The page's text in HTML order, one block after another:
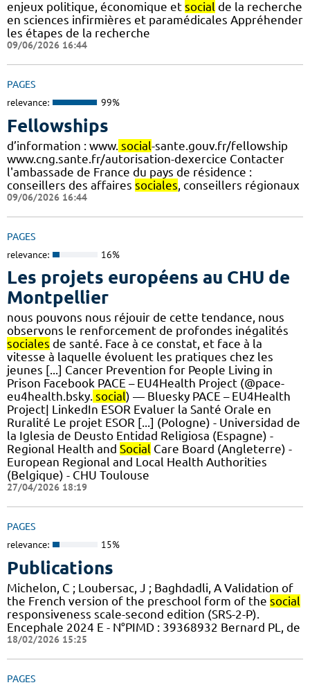
enjeux politique, économique et social de la recherche
en sciences infirmières et paramédicales Appréhender
les étapes de la recherche
09/06/2026 16:44
PAGES
relevance: 99%
Fellowships
d’information : www. social-sante.gouv.fr/fellowship
www.cng.sante.fr/autorisation-dexercice Contacter
l'ambassade de France du pays de résidence :
conseillers des affaires sociales , conseillers régionaux
09/06/2026 16:44
PAGES
relevance: 16%
Les projets européens au CHU de
Montpellier
nous pouvons nous réjouir de cette tendance, nous
observons le renforcement de profondes inégalités
sociales de santé. Face à ce constat, et face à la
vitesse à laquelle évoluent les pratiques chez les
jeunes [...] Cancer Prevention for People Living in
Prison Facebook PACE – EU4Health Project (@pace-
eu4health.bsky. social) — Bluesky PACE – EU4Health
Project| LinkedIn ESOR Evaluer la Santé Orale en
Ruralité Le projet ESOR [...] (Pologne) - Universidad de
la Iglesia de Deusto Entidad Religiosa (Espagne) -
Regional Health and Social Care Board (Angleterre) -
European Regional and Local Health Authorities
(Belgique) - CHU Toulouse
27/04/2026 18:19
PAGES
relevance: 15%
Publications
Michelon, C ; Loubersac, J ; Baghdadli, A Validation of
the French version of the preschool form of the social
responsiveness scale-second edition (SRS-2-P).
Encephale 2024 E - N°PIMD : 39368932 Bernard PL, de
18/02/2026 15:25
PAGES